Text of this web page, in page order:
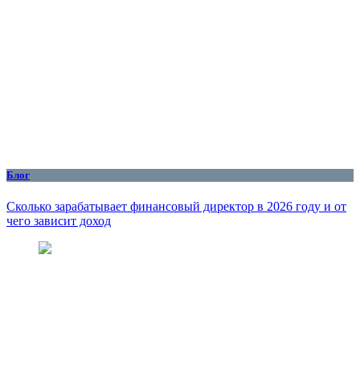
Блог
Сколько зарабатывает финансовый директор в 2026 году и от
чего зависит доход